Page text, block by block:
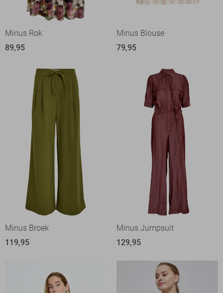
Minus Rok
89,95
Minus Blouse
79,95
Minus Broek
119,95
Minus Jumpsuit
129,95